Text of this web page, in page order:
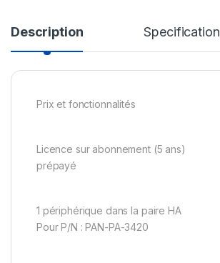
Description Specification
Prix et fonctionnalités
Licence sur abonnement (5 ans)
prépayé
1 périphérique dans la paire HA
Pour P/N : PAN-PA-3420